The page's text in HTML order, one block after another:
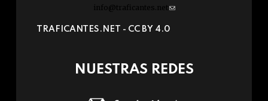
info@traficantes.net (link
e-
TRAFICANTES.NET - CC BY 4.0
NUESTRAS REDES